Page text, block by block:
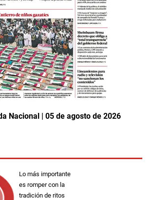
Nacional | 05 de agosto de 2026
Lo más importante
es romper con la
tradición de ritos